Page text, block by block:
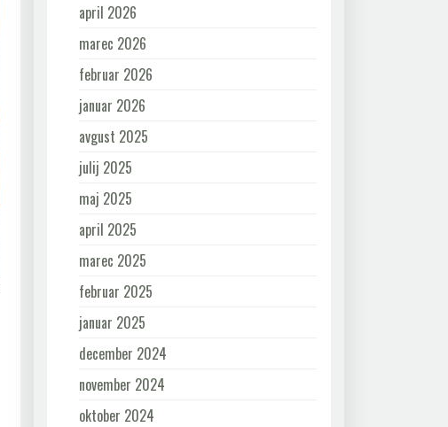
april 2026
marec 2026
februar 2026
januar 2026
avgust 2025
julij 2025
maj 2025
april 2025
marec 2025
februar 2025
januar 2025
december 2024
november 2024
oktober 2024